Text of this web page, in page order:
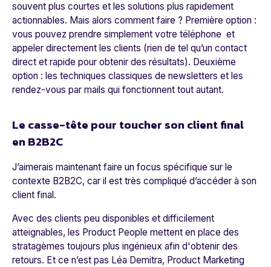
souvent plus courtes et les solutions plus rapidement
actionnables. Mais alors comment faire ? Première option :
vous pouvez prendre simplement votre téléphone et
appeler directement les clients (rien de tel qu’un contact
direct et rapide pour obtenir des résultats). Deuxième
option : les techniques classiques de newsletters et les
rendez-vous par mails qui fonctionnent tout autant.
Le casse-tête pour toucher son client final
en B2B2C
J’aimerais maintenant faire un focus spécifique sur le
contexte B2B2C, car il est très compliqué d’accéder à son
client final.
Avec des clients peu disponibles et difficilement
atteignables, les Product People mettent en place des
stratagèmes toujours plus ingénieux afin d'obtenir des
retours. Et ce n’est pas Léa Demitra, Product Marketing